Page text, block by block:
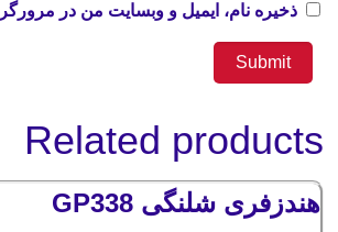
ذخیره نام، ایمیل و وبسایت من در
Related products
هندزفری شلنگی GP338